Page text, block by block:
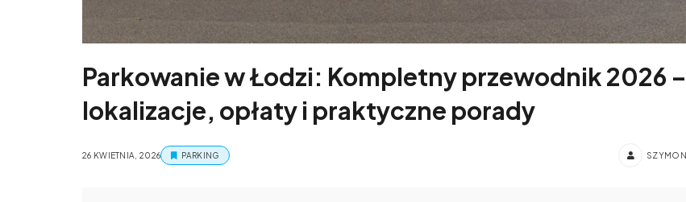
Parkowanie w Łodzi: Kompletny przewodnik 2026 –
lokalizacje, opłaty i praktyczne porady
26 KWIETNIA, 2026 PARKING SZYMON